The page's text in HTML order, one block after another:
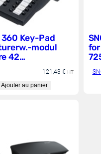
360 Key-Pad
modul
42
mir LEDs f. das
320, 360, 370
121,43 € HT
Ajouter au panier
for SNOM 715 /